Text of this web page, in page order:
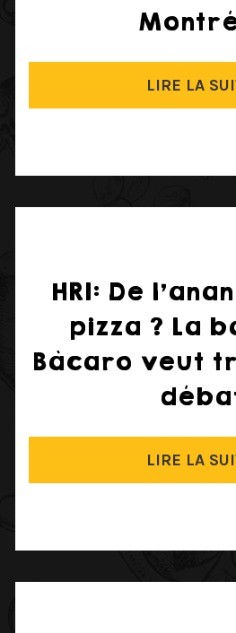
LIRE LA
HRI: De
pizza ? La
Bàcaro veut
LIRE LA